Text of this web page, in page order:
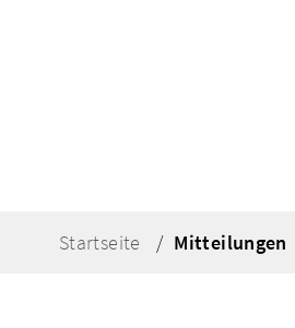
Startseite Mitteilungen